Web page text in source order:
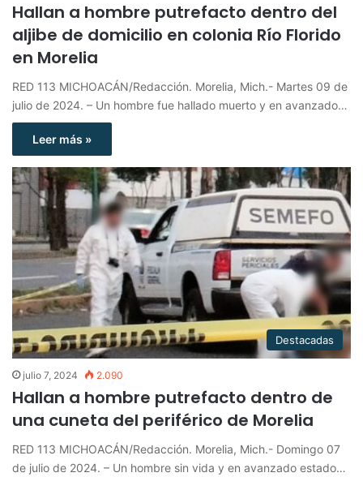
Hallan a hombre putrefacto dentro del
aljibe de domicilio en colonia Río Florido
en Morelia
RED 113 MICHOACÁN/Redacción. Morelia, Mich.- Martes 09 de
julio de 2024. – Un hombre fue hallado muerto y en avanzado…
Leer más »
Destacadas
julio 7, 2024 2.090
Hallan a hombre putrefacto dentro de
una cuneta del periférico de Morelia
RED 113 MICHOACÁN/Redacción. Morelia, Mich.- Domingo 07
de julio de 2024. – Un hombre sin vida y en avanzado estado…